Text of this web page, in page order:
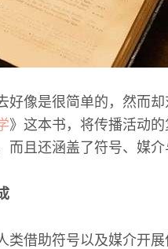
好像是很简单的，然而
》这本书，将传播活动
而且还涵盖了符号、媒介
类借助符号以及媒介开